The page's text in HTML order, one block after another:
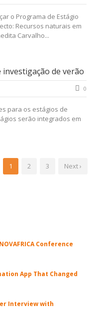
o Programa de Estágio
Recursos naturais em
Carvalho...
investigação de verão
0
para os estágios de
serão integrados em
1 2 3 Next ›
Conference
App That Changed
Interview with